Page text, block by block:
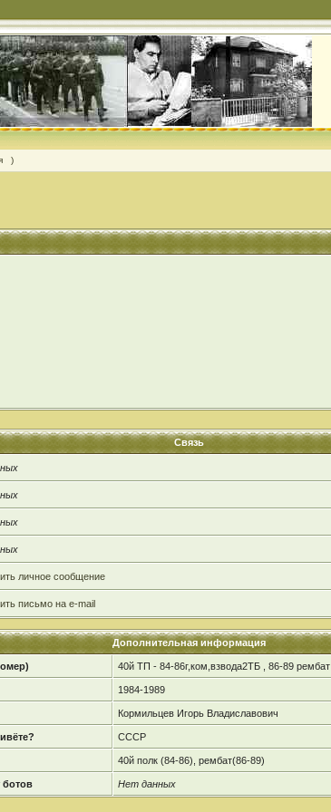
)
Связь
личное сообщение
письмо на e-mail
Дополнительная информация
40й ТП - 84-86г,ком,взвода2ТБ , 86-89 рембат
1984-1989
Кормильцев Игорь Владиславович
СССР
40й полк (84-86), рембат(86-89)
ботов Нет данных